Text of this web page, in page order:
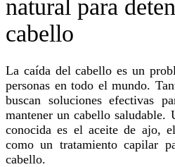
natural para
cabello
La caída del cabello es un problema que afecta a muchas
personas en todo el mundo.
buscan soluciones efectivas
mantener un cabello saludable.
conocida es el aceite de ajo,
como un tratamiento capilar
cabello.